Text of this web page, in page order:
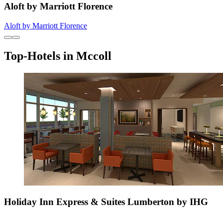
Aloft by Marriott Florence
Aloft by Marriott Florence
Top-Hotels in Mccoll
Holiday Inn Express & Suites Lumberton by IHG